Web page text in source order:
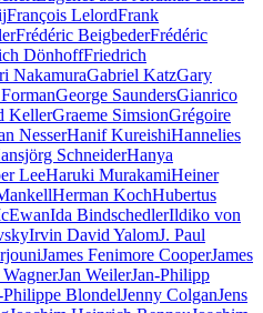
François LelordFrank
Frédéric BeigbederFrédéric
DönhoffFriedrich
NakamuraGabriel KatzGary
George SaundersGianrico
KellerGraeme SimsionGrégoire
NesserHanif KureishiHannelies
SchneiderHanya
LeeHaruki MurakamiHeiner
Herman KochHubertus
Ida BindschedlerIldiko von
Irvin David YalomJ. Paul
James Fenimore CooperJames
Jan WeilerJan-Philipp
Philippe BlondelJenny ColganJens